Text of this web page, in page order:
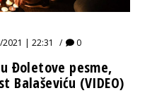
2021 | 22:31 0
Đoletove pesme,
(VIDEO)